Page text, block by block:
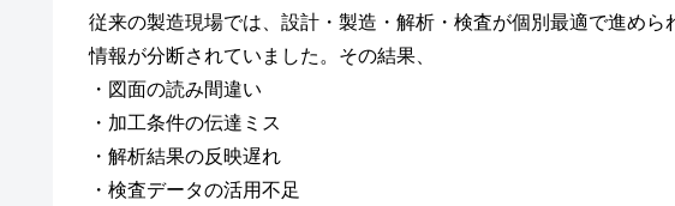
従来の製造現場では、設計・製造・解析・検査が個別最適で進め
情報が分断されていました。その結果、
・図面の読み間違い
・加工条件の伝達ミス
・解析結果の反映遅れ
・検査データの活用不足